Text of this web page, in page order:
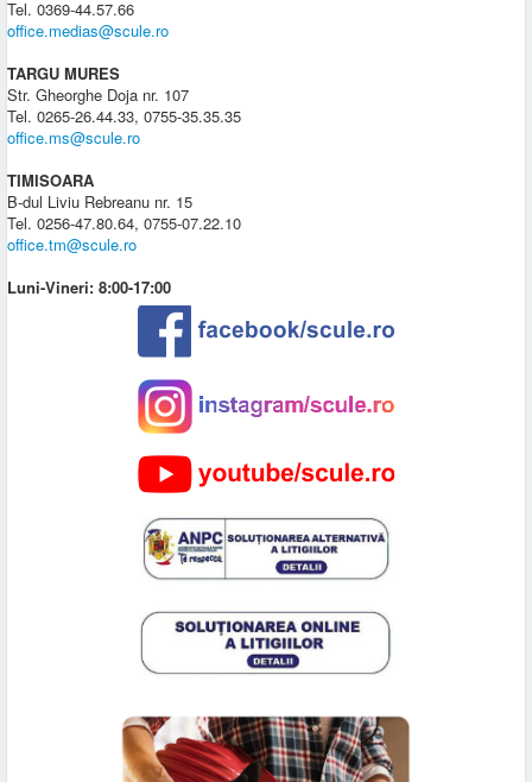
Tel. 0369-44.57.66
office.medias@scule.ro
TARGU MURES
Str. Gheorghe Doja nr. 107
Tel. 0265-26.44.33, 0755-35.35.35
office.ms@scule.ro
TIMISOARA
B-dul Liviu Rebreanu nr. 15
Tel. 0256-47.80.64, 0755-07.22.10
office.tm@scule.ro
Luni-Vineri: 8:00-17:00